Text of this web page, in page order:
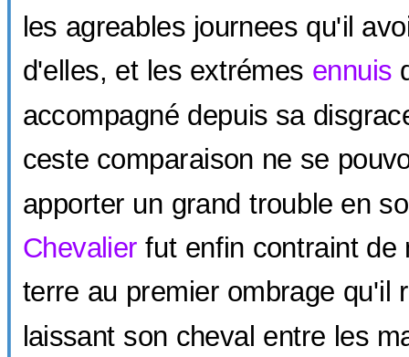
les agreables journees qu'il
d'elles, et les extrémes ennuis
accompagné depuis sa
ceste comparaison ne se
apporter un grand trouble en
Chevalier fut enfin contraint de
terre au premier ombrage qu'il
laissant son cheval entre les